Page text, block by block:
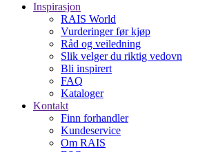
Inspirasjon
RAIS World
Vurderinger før kjøp
Råd og veiledning
Slik velger du riktig vedovn
Bli inspirert
FAQ
Kataloger
Kontakt
Finn forhandler
Kundeservice
Om RAIS